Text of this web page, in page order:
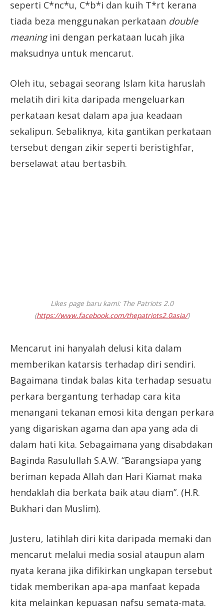
seperti C*nc*u, C*b*i dan kuih T*rt kerana
tiada beza menggunakan perkataan double
meaningini dengan perkataan lucah jika
maksudnya untuk mencarut.
Oleh itu, sebagai seorang Islam kita haruslah
melatih diri kita daripada mengeluarkan
perkataan kesat dalam apa jua keadaan
sekalipun. Sebaliknya, kita gantikan perkataan
tersebut dengan zikir seperti beristighfar,
berselawat atau bertasbih.
Likes page baru kami: The Patriots 2.0
(https://www.facebook.com/thepatriots2.0asia/)
Mencarut ini hanyalah delusi kita dalam
memberikan katarsis terhadap diri sendiri.
Bagaimana tindak balas kita terhadap sesuatu
perkara bergantung terhadap cara kita
menangani tekanan emosi kita dengan perkara
yang digariskan agama dan apa yang ada di
dalam hati kita. Sebagaimana yang disabdakan
Baginda Rasulullah S.A.W. “Barangsiapa yang
beriman kepada Allah dan Hari Kiamat maka
hendaklah dia berkata baik atau diam”. (H.R.
Bukhari dan Muslim).
Justeru, latihlah diri kita daripada memaki dan
mencarut melalui media sosial ataupun alam
nyata kerana jika difikirkan ungkapan tersebut
tidak memberikan apa-apa manfaat kepada
kita melainkan kepuasan nafsu semata-mata.